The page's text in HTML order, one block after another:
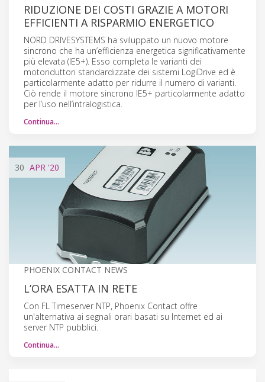
RIDUZIONE DEI COSTI GRAZIE A MOTORI
EFFICIENTI A RISPARMIO ENERGETICO
NORD DRIVESYSTEMS ha sviluppato un nuovo motore
sincrono che ha un’efficienza energetica significativamente
più elevata (IE5+). Esso completa le varianti dei
motoriduttori standardizzate dei sistemi LogiDrive ed è
particolarmente adatto per ridurre il numero di varianti.
Ciò rende il motore sincrono IE5+ particolarmente adatto
per l’uso nell’intralogistica.
Continua…
30 APR '20
PHOENIX CONTACT NEWS
L’ORA ESATTA IN RETE
Con FL Timeserver NTP, Phoenix Contact offre
un'alternativa ai segnali orari basati su Internet ed ai
server NTP pubblici.
Continua…